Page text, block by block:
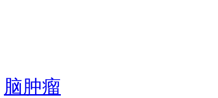
脑肿瘤